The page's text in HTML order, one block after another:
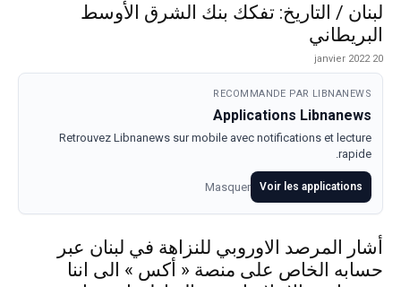
لبنان / التاريخ: تفكك بنك الشرق الأوسط
البريطاني
20 janvier 2022
RECOMMANDE PAR LIBNANEWS
Applications Libnanews
Retrouvez Libnanews sur mobile avec notifications et lecture
rapide.
Voir les applications
Masquer
أشار المرصد الاوروبي للنزاهة في لبنان عبر
حسابه الخاص على منصة « أكس » الى اننا